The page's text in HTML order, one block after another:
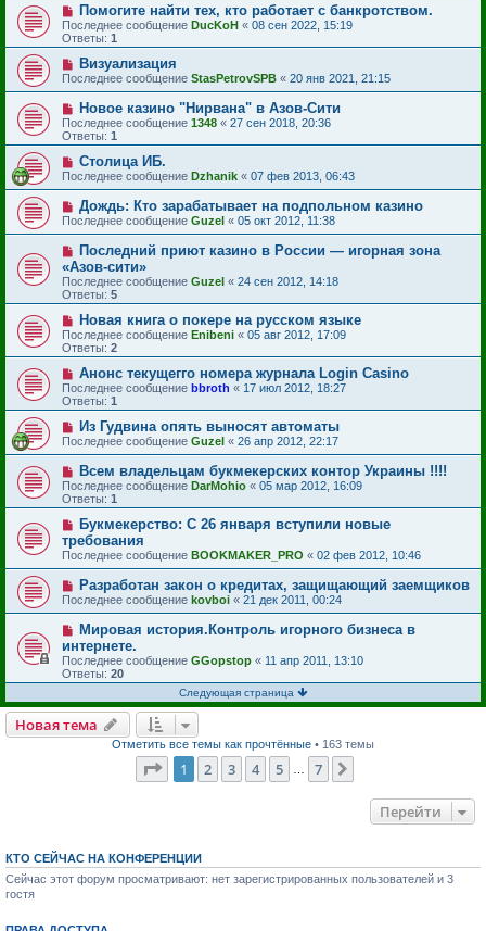
Помогите найти тех, кто работает с банкротством.
Последнее сообщение DucKoH « 08 сен 2022, 15:19
Ответы: 1
Визуализация
Последнее сообщение StasPetrovSPB « 20 янв 2021, 21:15
Новое казино "Нирвана" в Азов-Сити
Последнее сообщение 1348 « 27 сен 2018, 20:36
Ответы: 1
Столица ИБ.
Последнее сообщение Dzhanik « 07 фев 2013, 06:43
Дождь: Кто зарабатывает на подпольном казино
Последнее сообщение Guzel « 05 окт 2012, 11:38
Последний приют казино в России — игорная зона
«Азов-сити»
Последнее сообщение Guzel « 24 сен 2012, 14:18
Ответы: 5
Новая книга о покере на русском языке
Последнее сообщение Enibeni « 05 авг 2012, 17:09
Ответы: 2
Анонс текущегго номера журнала Login Casino
Последнее сообщение bbroth « 17 июл 2012, 18:27
Ответы: 1
Из Гудвина опять выносят автоматы
Последнее сообщение Guzel « 26 апр 2012, 22:17
Всем владельцам букмекерских контор Украины !!!!
Последнее сообщение DarMohio « 05 мар 2012, 16:09
Ответы: 1
Букмекерство: С 26 января вступили новые
требования
Последнее сообщение BOOKMAKER_PRO « 02 фев 2012, 10:46
Разработан закон о кредитах, защищающий заемщиков
Последнее сообщение kovboi « 21 дек 2011, 00:24
Мировая история.Контроль игорного бизнеса в
интернете.
Последнее сообщение GGopstop « 11 апр 2011, 13:10
Ответы: 20
Следующая страница
Новая тема
Отметить все темы как прочтённые • 163 темы
Страница из
1 2 3 4 5 7
Перейти
КТО СЕЙЧАС НА КОНФЕРЕНЦИИ
Сейчас этот форум просматривают: нет зарегистрированных пользователей и 3
гостя